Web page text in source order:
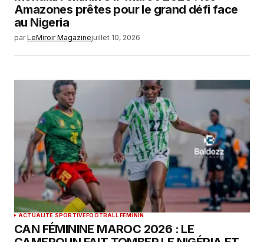
Amazones prêtes pour le grand défi face
au Nigeria
par LeMiroir Magazinejuillet 10, 2026
ACTUALITÉ SPORTIVEFOOTBALL FEMININ
CAN FÉMININE MAROC 2026 : LE